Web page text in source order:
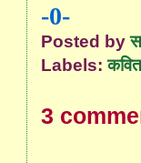
-0-
Posted by
Labels:
3